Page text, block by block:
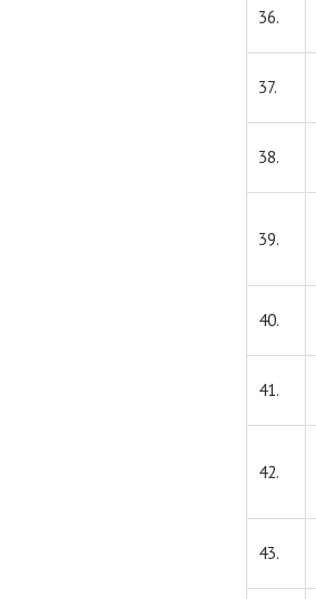
36.
37.
38.
39.
40.
41.
42.
43.